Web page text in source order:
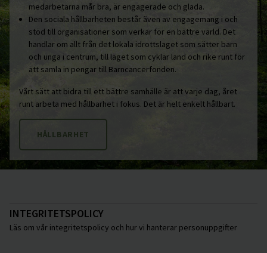
medarbetarna mår bra, är engagerade och glada.
Den sociala hållbarheten består även av engagemang i och
stöd till organisationer som verkar för en bättre värld. Det
handlar om allt från det lokala idrottslaget som sätter barn
och unga i centrum, till laget som cyklar land och rike runt för
att samla in pengar till Barncancerfonden.
Vårt sätt att bidra till ett bättre samhälle är att varje dag, året
runt arbeta med hållbarhet i fokus. Det är helt enkelt hållbart.
HÅLLBARHET
INTEGRITETSPOLICY
Läs om vår integritetspolicy och hur vi hanterar personuppgifter